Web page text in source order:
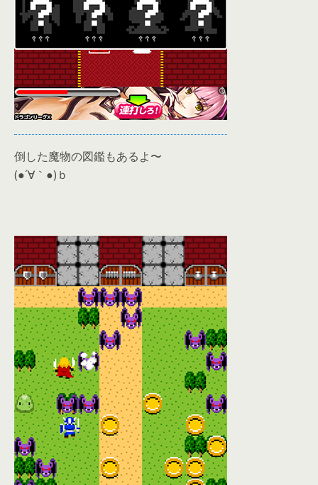
倒した魔物の図鑑もあるよ〜
(●´∀｀●)ｂ